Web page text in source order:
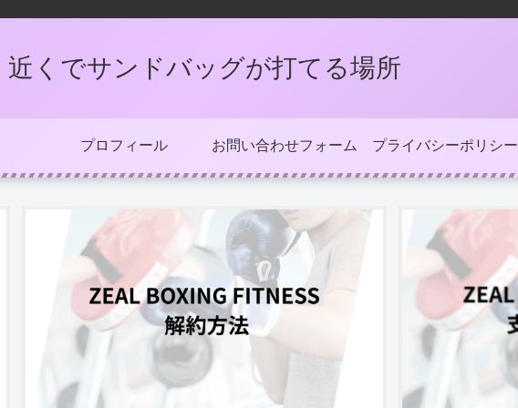
近くでサンドバッグが打てる場所
プロフィール お問い合わせフォーム プライバシーポリシー